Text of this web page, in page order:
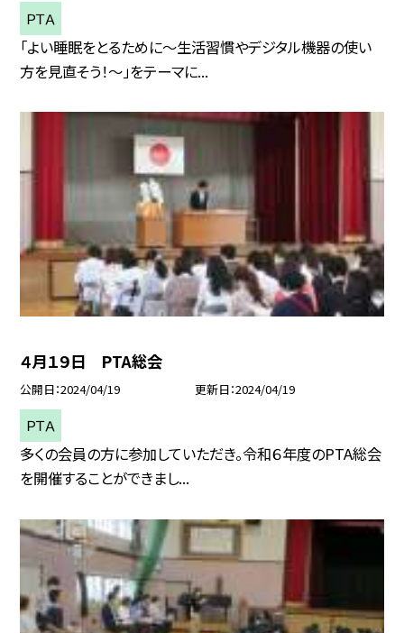
ＰＴＡ
「よい睡眠をとるために〜生活習慣やデジタル機器の使い
方を見直そう！〜」をテーマに...
４月１９日 PTA総会
公開日 2024/04/19 更新日 2024/04/19
ＰＴＡ
多くの会員の方に参加していただき。令和６年度のPTA総会
を開催することができまし...